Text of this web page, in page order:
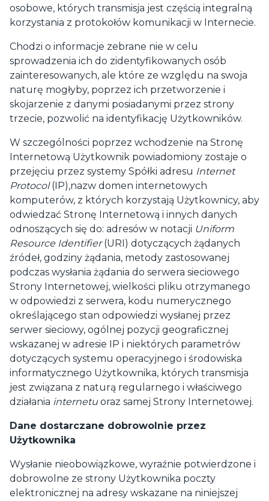
osobowe, których transmisja jest częścią integralną
korzystania z protokołów komunikacji w Internecie.
Chodzi o informacje zebrane nie w celu
sprowadzenia ich do zidentyfikowanych osób
zainteresowanych, ale które ze względu na swoja
naturę mogłyby, poprzez ich przetworzenie i
skojarzenie z danymi posiadanymi przez strony
trzecie, pozwolić na identyfikację Użytkowników.
W szczególności poprzez wchodzenie na Stronę
Internetową Użytkownik powiadomiony zostaje o
przejęciu przez systemy Spółki adresu Internet
Protocol(IP),nazw domen internetowych
komputerów, z których korzystają Użytkownicy, aby
odwiedzać Stronę Internetową i innych danych
odnoszących się do: adresów w notacji Uniform
Resource Identifier(URI) dotyczących żądanych
źródeł, godziny żądania, metody zastosowanej
podczas wysłania żądania do serwera sieciowego
Strony Internetowej, wielkości pliku otrzymanego
w odpowiedzi z serwera, kodu numerycznego
określającego stan odpowiedzi wysłanej przez
serwer sieciowy, ogólnej pozycji geograficznej
wskazanej w adresie IP i niektórych parametrów
dotyczących systemu operacyjnego i środowiska
informatycznego Użytkownika, których transmisja
jest związana z naturą regularnego i właściwego
działania internetu oraz samej Strony Internetowej.
Dane dostarczane dobrowolnie przez
Użytkownika
Wysłanie nieobowiązkowe, wyraźnie potwierdzone i
dobrowolne ze strony Użytkownika poczty
elektronicznej na adresy wskazane na niniejszej